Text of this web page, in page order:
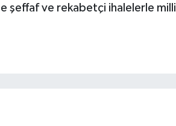
şeffaf ve rekabetçi ihalelerle milli